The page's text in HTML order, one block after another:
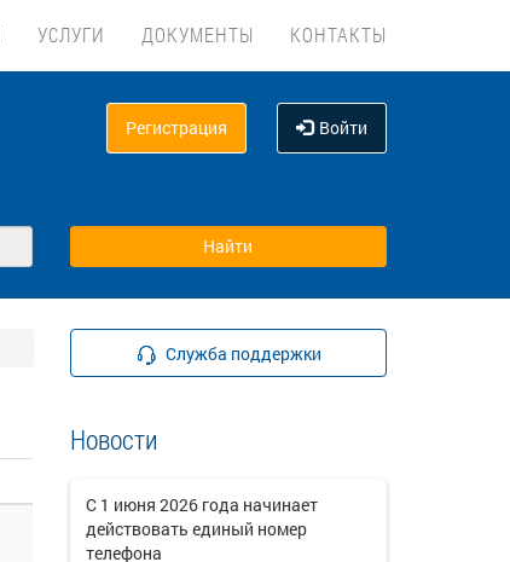
УСЛУГИ ДОКУМЕНТЫ КОНТАКТЫ
Регистрация Войти
Служба поддержки
Новости
C 1 июня 2026 года начинает
действовать единый номер
телефона